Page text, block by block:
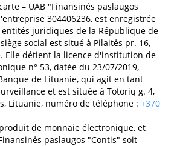
– UAB "Finansinės paslaugos
304406236, est enregistrée
entités juridiques de la République de
social est situé à Pilaitės pr. 16,
Elle détient la licence d'institution de
n° 53, datée du 23/07/2019,
de Lituanie, qui agit en tant
et est située à Totorių g. 4,
Lituanie, numéro de téléphone : +370
de monnaie électronique, et
paslaugos "Contis" soit